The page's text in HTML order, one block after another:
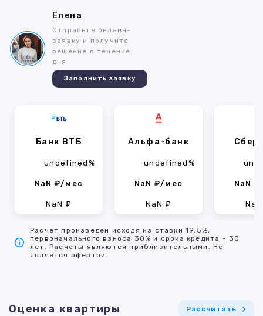
Елена
Отправьте онлайн-
заявку и получите
решение в течение
дня
Заполнить заявку
Банк ВТБ
undefined%
NaN ₽/мес
NaN ₽
Альфа-банк
undefined%
NaN ₽/мес
NaN ₽
NaN
Расчет произведен исходя из ставки 19.5%,
первоначального взноса 30% и срока кредита - 30
лет. Расчеты являются приблизительными. Не
является офертой.
Оценка квартиры Рассчитать